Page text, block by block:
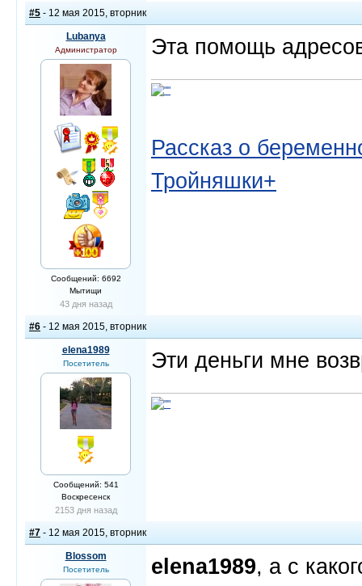
#5 - 12 мая 2015, вторник
Lubanya
Администратор
Сообщений: 6692
Мытищи
43 дня назад
Эта помощь
Рассказ о
Тройняшки+
#6 - 12 мая 2015, вторник
elena1989
Посетитель
Сообщений: 541
Воскресенск
2153 дня назад
Эти деньги мне
#7 - 12 мая 2015, вторник
Blossom
Посетитель elena1989, а с